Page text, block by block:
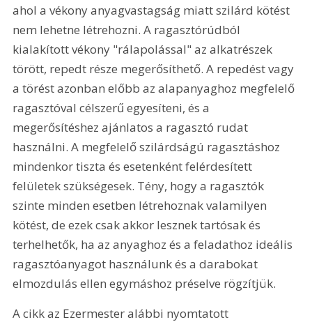
ahol a vékony anyagvastagság miatt szilárd kötést
nem lehetne létrehozni. A ragasztórúdból
kialakított vékony "rálapolással" az alkatrészek
törött, repedt része megerősíthető. A repedést vagy
a törést azonban előbb az alapanyaghoz megfelelő
ragasztóval célszerű egyesíteni, és a
megerősítéshez ajánlatos a ragasztó rudat
használni. A megfelelő szilárdságú ragasztáshoz
mindenkor tiszta és esetenként felérdesített
felületek szükségesek. Tény, hogy a ragasztók
szinte minden esetben létrehoznak valamilyen
kötést, de ezek csak akkor lesznek tartósak és
terhelhetők, ha az anyaghoz és a feladathoz ideális
ragasztóanyagot használunk és a darabokat
elmozdulás ellen egymáshoz préselve rögzítjük.
A cikk az Ezermester alábbi nyomtatott